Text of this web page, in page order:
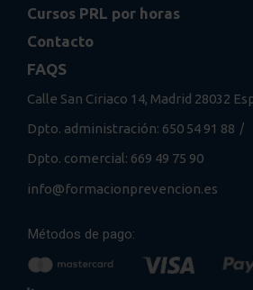
Cursos PRL por horas
Contacto
FAQS
Calle San Ciriaco 14, Madrid 28032
Dpto. administración: 650 54 91 88 /
Dpto. comercial: 669 49 75 90
info@formacionprevencion.es
Métodos de pago: